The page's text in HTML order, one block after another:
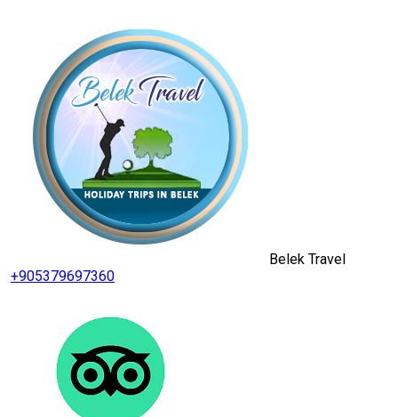
Belek Travel
+905379697360